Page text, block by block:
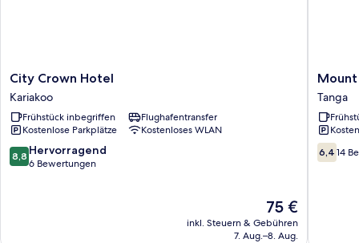
City
Crown
Hotel
Kariakoo
City Crown Hotel
Kariakoo
Frühstück inbegriffen
Flughafentransfer
Kostenlose Parkplätze
Kostenloses WLAN
8.8
von
8,8 Hervorragend
6 Bewertungen
Der
Preis
beträgt
75 €
inkl. Steuern & Gebühren
7. Aug.–8. Aug.
Mount
Hotel
Tanga
Tanga
6.4
von
6,4 14